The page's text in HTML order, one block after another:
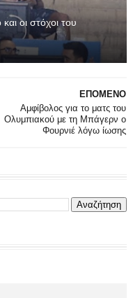
οι στόχοι του
ΕΠΟΜΕΝΟ
Αμφίβολος για το ματς του
Ολυμπιακού με τη Μπάγερν ο
Φουρνιέ λόγω ίωσης